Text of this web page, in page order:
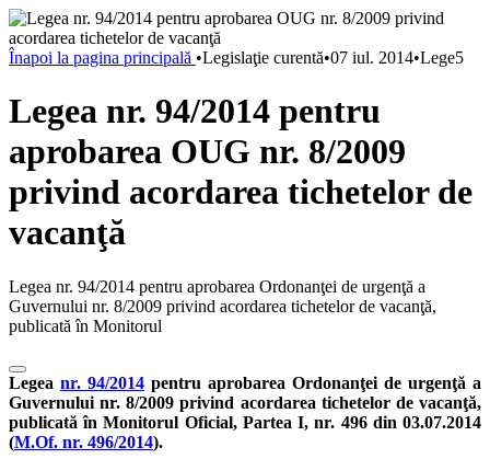
Înapoi la pagina principală •Legislaţie curentă•07 iul. 2014•Lege5
Legea nr. 94/2014 pentru
aprobarea OUG nr. 8/2009
privind acordarea tichetelor de
vacanţă
Legea nr. 94/2014 pentru aprobarea Ordonanţei de urgenţă a
Guvernului nr. 8/2009 privind acordarea tichetelor de vacanţă,
publicată în Monitorul
Legea nr. 94/2014 pentru aprobarea Ordonanţei de urgenţă a
Guvernului nr. 8/2009 privind acordarea tichetelor de vacanţă,
publicată în Monitorul Oficial, Partea I, nr. 496 din 03.07.2014
(M.Of. nr. 496/2014).